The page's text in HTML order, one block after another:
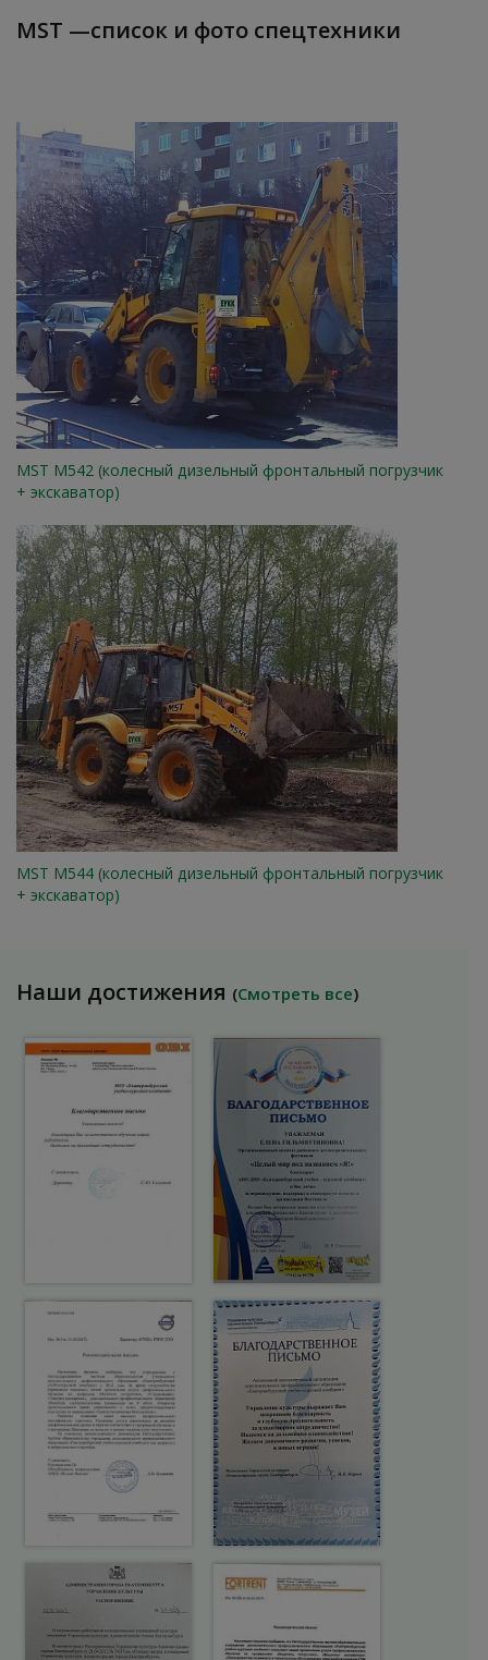
MST —список и фото спецтехники
MST M542 (колесный дизельный фронтальный погрузчик
+ экскаватор)
MST M544 (колесный дизельный фронтальный погрузчик
+ экскаватор)
Наши достижения (Смотреть все)